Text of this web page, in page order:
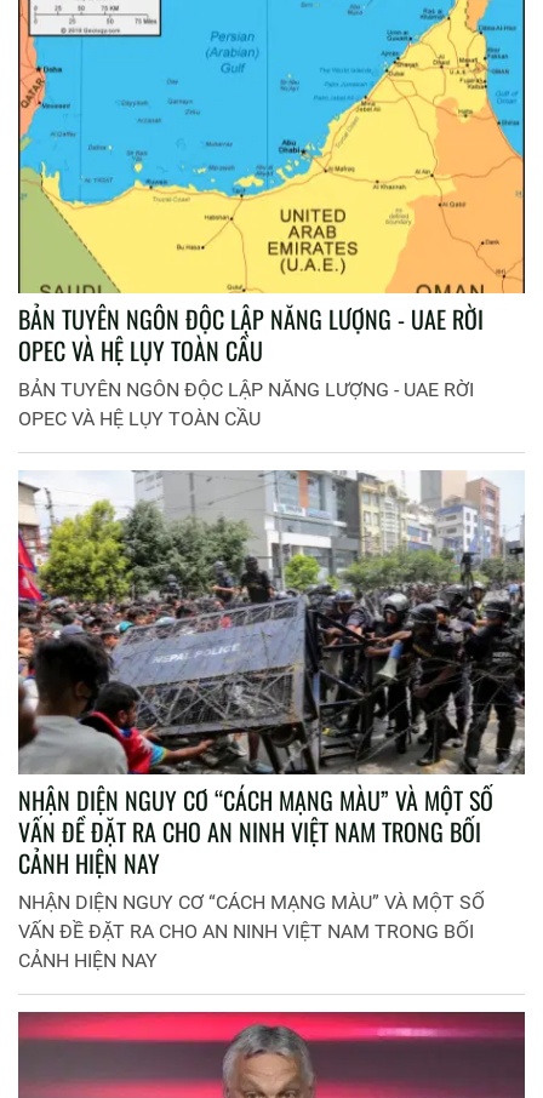
BẢN TUYÊN NGÔN ĐỘC LẬP NĂNG LƯỢNG - UAE RỜI
OPEC VÀ HỆ LỤY TOÀN CẦU
BẢN TUYÊN NGÔN ĐỘC LẬP NĂNG LƯỢNG - UAE RỜI
OPEC VÀ HỆ LỤY TOÀN CẦU
NHẬN DIỆN NGUY CƠ “CÁCH MẠNG MÀU” VÀ MỘT SỐ
VẤN ĐỀ ĐẶT RA CHO AN NINH VIỆT NAM TRONG BỐI
CẢNH HIỆN NAY
NHẬN DIỆN NGUY CƠ “CÁCH MẠNG MÀU” VÀ MỘT SỐ
VẤN ĐỀ ĐẶT RA CHO AN NINH VIỆT NAM TRONG BỐI
CẢNH HIỆN NAY